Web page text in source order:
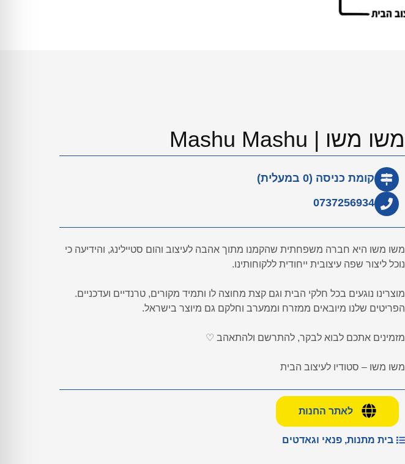
משו משו | Mashu Mashu
קומת כניסה (0 במעלית)
0737256934
משו משו היא חברה משפחתית שהקמנו מתוך אהבה לעיצוב והום סטיילינג, והידיעה כי
נוכל ליצור שפה עיצובית ייחודית ללקוחותינו.
מוצרינו נוגעים בכל חלקי הבית וגם קצת מחוצה לו ותמיד מקורים, טרנדיים ועדכניים.
הפריטים שלנו מיובאים ממזרח וממערב וחלקם גם מיוצר בישראל.
מזמינים אתכם לבוא לבקר, להתרשם ולהתאהב ♡
משו משו – סטודיו לעיצוב הבית
לאתר החנות
בית מתנות, פנאי וגאדטים